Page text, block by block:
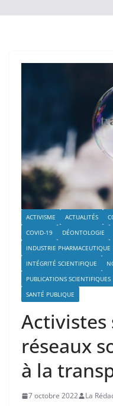
ACTIVISME ACTUALITÉS
COVID-19
DÉONTOLOGIE
INDUSTRIE PHARMACEUTIQUE
INTÉGRITÉ SCIENTIFIQUE
PUBLICATIONS SCIENTIFIQUES
SANTÉ PUBLIQUE
Activistes
réseaux
à la
7 octobre 2022 La